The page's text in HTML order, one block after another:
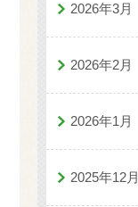
2026年3月
2026年2月
2026年1月
2025年12月